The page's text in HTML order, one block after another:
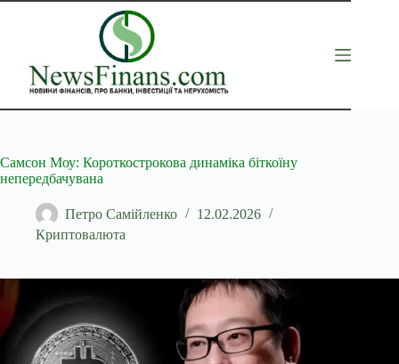
Перейти
Самсон Моу: Короткострокова динаміка біткоїну
непередбачувана
Петро Самійленко
12.02.2026
Криптовалюта